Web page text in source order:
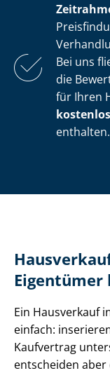
Bei uns
die
für Ihren
enthalten.
Eigentümer
Ein Hausverkauf
einfach:
Kaufvertrag
entscheiden